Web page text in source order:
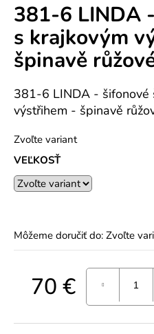
381-6 LINDA
s krajkovým
špinavě
381-6 LINDA - šifonové
výstřihem - špinavě
VEĽKOSŤ
Môžeme doručiť do: Zvoľte
Zvoľte variant
70 €
HĽADAŤ
O
d
p
o
r
ú
č
e